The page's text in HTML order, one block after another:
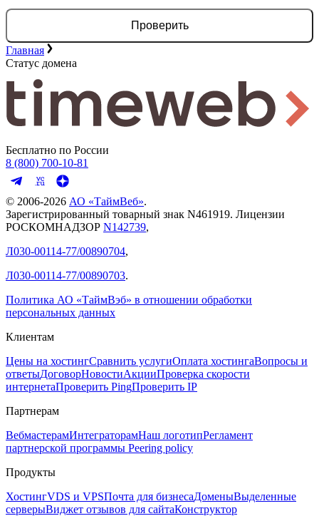
Проверить
Главная
Статус домена
Бесплатно по России
8 (800) 700-10-81
© 2006-2026 АО «ТаймВеб».
Зарегистрированный товарный знак N461919. Лицензии
РОСКОМНАДЗОР N142739,
Л030-00114-77/00890704,
Л030-00114-77/00890703.
Политика АО «ТаймВэб» в отношении обработки
персональных данных
Клиентам
Цены на хостингСравнить услугиОплата хостингаВопросы и
ответыДоговорНовостиАкцииПроверка скорости
интернетаПроверить PingПроверить IP
Партнерам
ВебмастерамИнтеграторамНаш логотипРегламент
партнерской программы Peering policy
Продукты
ХостингVDS и VPSПочта для бизнесаДоменыВыделенные
серверыВиджет отзывов для сайтаКонструктор